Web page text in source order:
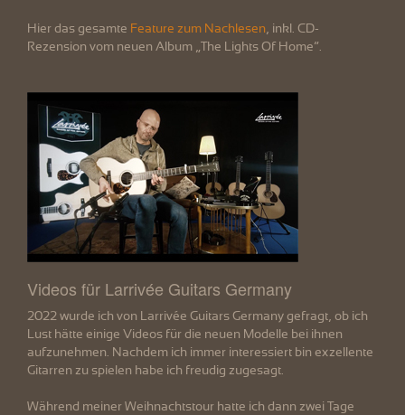
Hier das gesamte Feature zum Nachlesen , inkl. CD-
Rezension vom neuen Album „The Lights Of Home“.
Videos für Larrivée Guitars Germany
2022 wurde ich von Larrivée Guitars Germany gefragt, ob ich
Lust hätte einige Videos für die neuen Modelle bei ihnen
aufzunehmen. Nachdem ich immer interessiert bin exzellente
Gitarren zu spielen habe ich freudig zugesagt.
Während meiner Weihnachtstour hatte ich dann zwei Tage